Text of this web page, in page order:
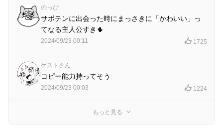
のっぴ
サボテンに出会った時にまっさきに「かわいい」っ
てなる主人公すき🌵
2024/09/23 00:11 1725
ゲストさん
コピー能力持ってそう
2024/09/23 00:03 1224
もっと見る